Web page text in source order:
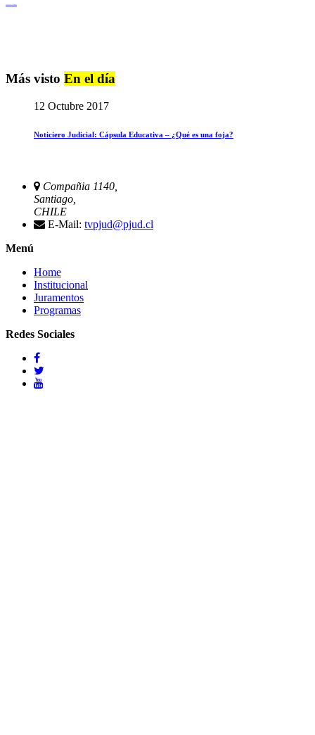
Más visto En el día
12 Octubre 2017
Noticiero Judicial: Cápsula Educativa – ¿Qué es una foja?
Compañia 1140,
Santiago,
CHILE
E-Mail: tvpjud@pjud.cl
Menú
Home
Institucional
Juramentos
Programas
Redes Sociales